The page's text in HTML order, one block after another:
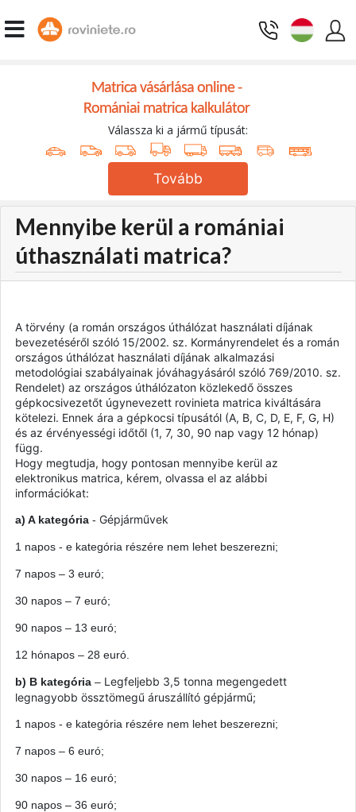
Matrica vásárlása online -
Romániai matrica kalkulátor
Válassza ki a jármű típusát:
Tovább
Mennyibe kerül a romániai
úthasználati matrica?
A törvény (a román országos úthálózat használati díjának
bevezetéséről szóló 15/2002. sz. Kormányrendelet és a román
országos úthálózat használati díjának alkalmazási
metodológiai szabályainak jóváhagyásáról szóló 769/2010. sz.
Rendelet) az országos úthálózaton közlekedő összes
gépkocsivezetőt úgynevezett rovinieta matrica kiváltására
kötelezi. Ennek ára a gépkocsi típusától (A, B, C, D, E, F, G, H)
és az érvényességi időtől (1, 7, 30, 90 nap vagy 12 hónap)
függ.
Hogy megtudja, hogy pontosan mennyibe kerül az
elektronikus matrica, kérem, olvassa el az alábbi
információkat:
a) A kategória - Gépjárművek
1 napos - e kategória részére nem lehet beszerezni;
7 napos – 3 euró;
30 napos – 7 euró;
90 napos – 13 euró;
12 hónapos – 28 euró.
b) B kategória– Legfeljebb 3,5 tonna megengedett
legnagyobb össztömegű áruszállító gépjármű;
1 napos - e kategória részére nem lehet beszerezni;
7 napos – 6 euró;
30 napos – 16 euró;
90 napos – 36 euró;